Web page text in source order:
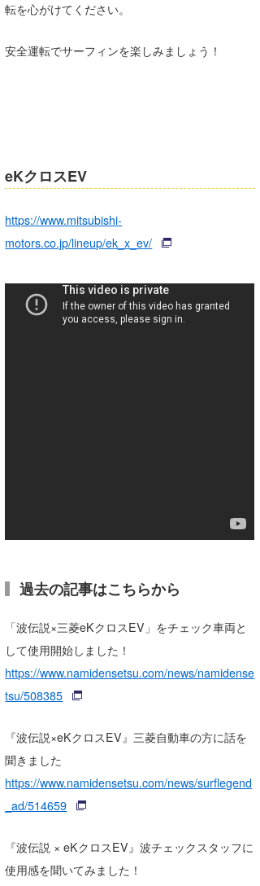
転を心がけてください。
安全運転でサーフィンを楽しみましょう！
eKクロスEV
https://www.mitsubishi-
motors.co.jp/lineup/ek_x_ev/
過去の記事はこちらから
「波伝説×三菱eKクロスEV」をチェック車両と
して使用開始しました！
https://www.namidensetsu.com/news/namidense
tsu/508385
『波伝説×eKクロスEV』三菱自動車の方に話を
聞きました
https://www.namidensetsu.com/news/surflegend
_ad/514659
『波伝説 × eKクロスEV』波チェックスタッフに
使用感を聞いてみました！